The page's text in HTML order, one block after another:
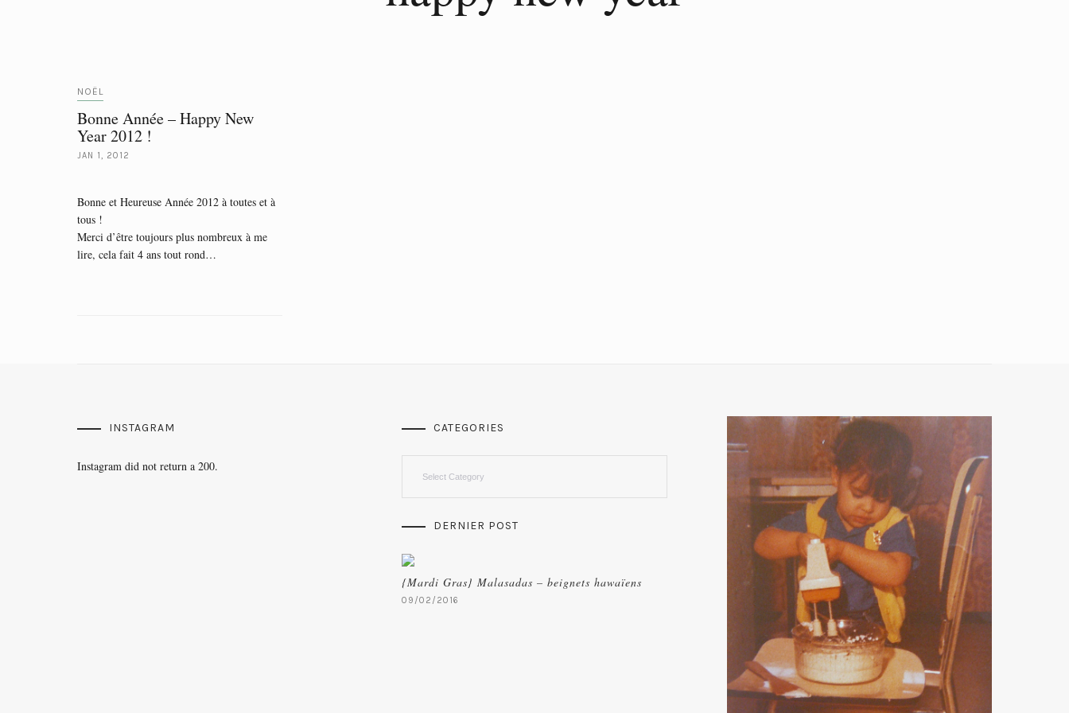
NOËL
Bonne Année – Happy New
Year 2012 !
JAN 1, 2012
Bonne et Heureuse Année 2012 à toutes et à
tous !
Merci d’être toujours plus nombreux à me
lire, cela fait 4 ans tout rond…
INSTAGRAM
Instagram did not return a 200.
CATEGORIES
DERNIER POST
{Mardi Gras} Malasadas – beignets hawaïens
09/02/2016